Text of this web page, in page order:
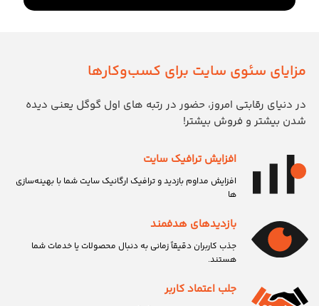
مزایای سئوی سایت برای کسب‌وکارها
در دنیای رقابتی امروز، حضور در رتبه های اول گوگل یعنی دیده
شدن بیشتر و فروش بیشتر!
افزایش ترافیک سایت
افزایش مداوم بازدید و ترافیک ارگانیک سایت شما با بهینه‌سازی
ها
بازدیدهای هدفمند
جذب کاربران دقیقاً زمانی به دنبال محصولات یا خدمات شما
هستند.
جلب اعتماد کاربر